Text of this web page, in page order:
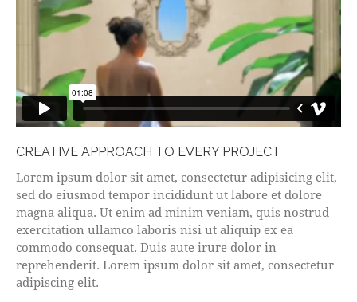
CREATIVE APPROACH TO EVERY PROJECT
Lorem ipsum dolor sit amet, consectetur adipisicing elit,
sed do eiusmod tempor incididunt ut labore et dolore
magna aliqua. Ut enim ad minim veniam, quis nostrud
exercitation ullamco laboris nisi ut aliquip ex ea
commodo consequat. Duis aute irure dolor in
reprehenderit. Lorem ipsum dolor sit amet, consectetur
adipiscing elit.